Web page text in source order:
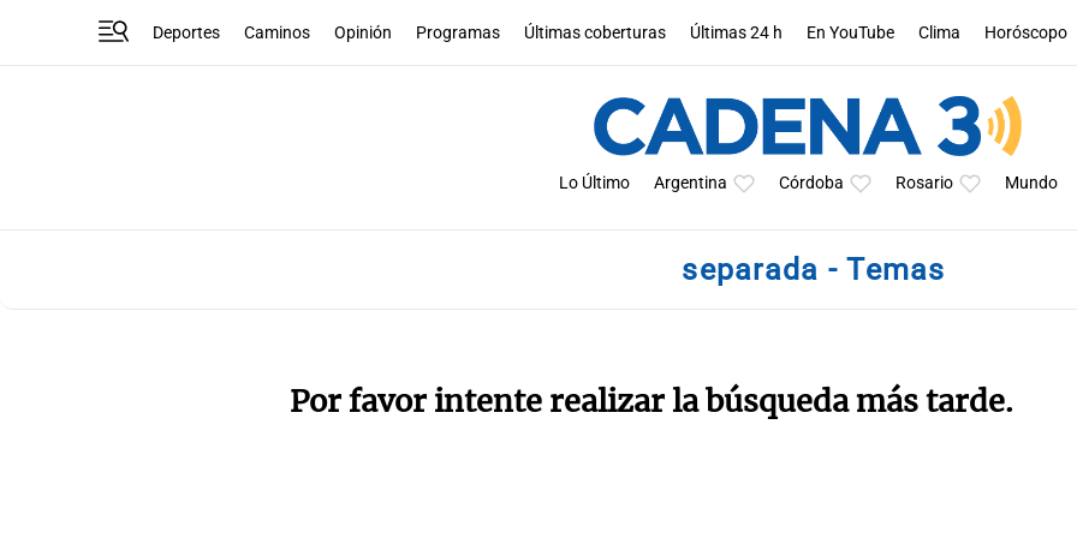
Deportes Caminos Opinión Programas Últimas coberturas Últimas 24 h En YouTube Clima Horóscopo
Lo Último Argentina Córdoba Rosario Mundo
separada - Temas
Por favor intente realizar la búsqueda más tarde.